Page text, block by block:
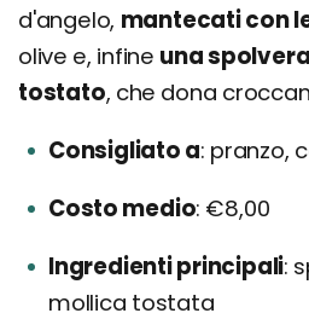
d'angelo, mantecati con
olive e, infine una
tostato, che dona
Consigliato a pranzo,
Costo medio €8,00
Ingredienti principali
mollica tostata